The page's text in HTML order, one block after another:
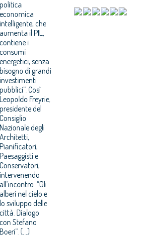
politica
economica
intelligente, che
aumenta il PIL,
contiene i
consumi
energetici, senza
bisogno di grandi
investimenti
pubblici”. Così
Leopoldo Freyrie,
presidente del
Consiglio
Nazionale degli
Architetti,
Pianificatori,
Paesaggisti e
Conservatori,
intervenendo
all’incontro “Gli
alberi nel cielo e
lo sviluppo delle
città. Dialogo
con Stefano
Boeri”. (...)